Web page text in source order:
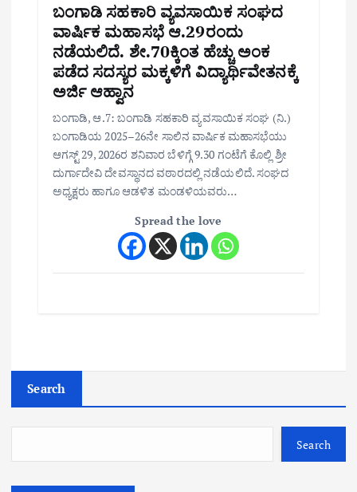
ಬಂಗಾಡಿ ಸಹಕಾರಿ ವ್ಯವಸಾಯಿಕ ಸಂಘದ
ವಾರ್ಷಿಕ ಮಹಾಸಭೆ ಆ.29ರಂದು
ನಡೆಯಲಿದೆ. ಶೇ.70ಕ್ಕಿಂತ ಹೆಚ್ಚು ಅಂಕ
ಪಡೆದ ಸದಸ್ಯರ ಮಕ್ಕಳಿಗೆ ವಿದ್ಯಾರ್ಥಿವೇತನಕ್ಕೆ
ಅರ್ಜಿ ಆಹ್ವಾನ
ಬಂಗಾಡಿ, ಆ.7: ಬಂಗಾಡಿ ಸಹಕಾರಿ ವ್ಯವಸಾಯಿಕ ಸಂಘ (ನಿ.)
ಬಂಗಾಡಿಯ 2025–26ನೇ ಸಾಲಿನ ವಾರ್ಷಿಕ ಮಹಾಸಭೆಯು
ಆಗಸ್ಟ್ 29, 2026ರ ಶನಿವಾರ ಬೆಳಿಗ್ಗೆ 9.30 ಗಂಟೆಗೆ ಕೊಲ್ಲಿ ಶ್ರೀ
ದುರ್ಗಾದೇವಿ ದೇವಸ್ಥಾನದ ವಠಾರದಲ್ಲಿ ನಡೆಯಲಿದೆ. ಸಂಘದ
ಅಧ್ಯಕ್ಷರು ಹಾಗೂ ಆಡಳಿತ ಮಂಡಳಿಯವರು…
Spread the love
Search
Search